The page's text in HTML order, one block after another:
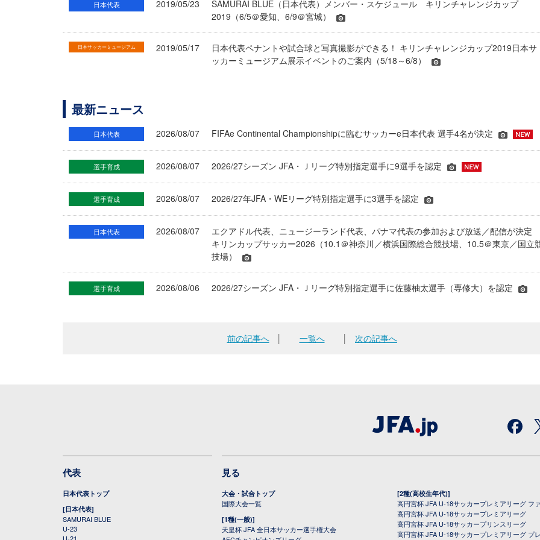
日本代表 2019/05/23
SAMURAI BLUE（日本代表）メンバー・スケジュール キリンチャレンジカップ
2019（6/5＠愛知、6/9＠宮城）
日本サッカーミュージアム 2019/05/17
日本代表ペナントや試合球と写真撮影ができる！ キリンチャレンジカップ2019日本サ
ッカーミュージアム展示イベントのご案内（5/18～6/8）
最新ニュース
日本代表 2026/08/07 FIFAe Continental Championshipに臨むサッカーe日本代表 選手4名が決定
選手育成 2026/08/07 2026/27シーズン JFA・Ｊリーグ特別指定選手に9選手を認定
選手育成 2026/08/07 2026/27年JFA・WEリーグ特別指定選手に3選手を認定
日本代表 2026/08/07
エクアドル代表、ニュージーランド代表、パナマ代表の参加および放送／配信が決定
キリンカップサッカー2026（10.1＠神奈川／横浜国際総合競技場、10.5＠東京／国立
技場）
選手育成 2026/08/06 2026/27シーズン JFA・Ｊリーグ特別指定選手に佐藤柚太選手（専修大）を認定
前の記事へ│ 一覧へ 次の記事へ
代表
日本代表トップ
[日本代表]
SAMURAI BLUE
U-23
見る
大会・試合トップ
国際大会一覧
[1種(一般)]
天皇杯 JFA 全日本サッカー選手権大会
[2種(高校生年代)]
高円宮杯 JFA U-18サッカープレミアリーグ フ
高円宮杯 JFA U-18サッカープレミアリーグ
高円宮杯 JFA U-18サッカープリンスリーグ
高円宮杯 JFA U-18サッカープレミアリーグ プ